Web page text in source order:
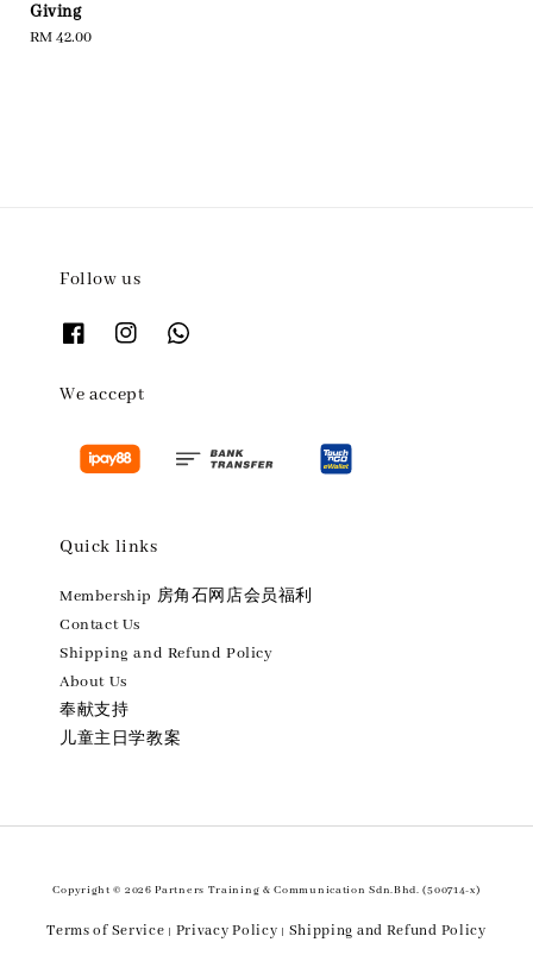
Giving
Regular
RM 42.00
Follow us
We accept
Quick links
Membership 房角石网店会员福利
Contact Us
Shipping and Refund Policy
About Us
奉献支持
儿童主日学教案
Copyright © 2026 Partners Training & Communication Sdn.Bhd. (500714-x)
Terms of Service | Privacy Policy | Shipping and Refund Policy